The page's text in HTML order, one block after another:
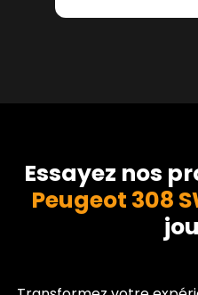
Essayez nos
Peugeot 308